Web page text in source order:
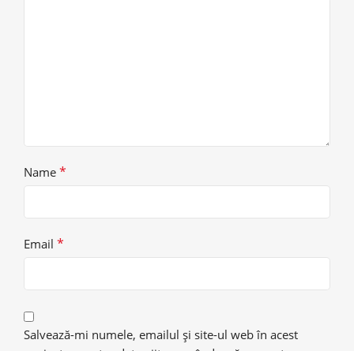
Name *
Email *
Salvează-mi numele, emailul și site-ul web în acest